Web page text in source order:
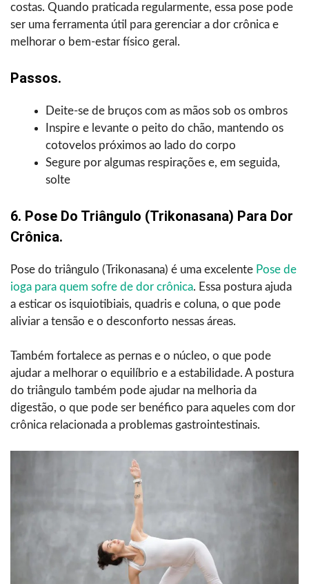
costas. Quando praticada regularmente, essa pose pode
ser uma ferramenta útil para gerenciar a dor crônica e
melhorar o bem-estar físico geral.
Passos.
Deite-se de bruços com as mãos sob os ombros
Inspire e levante o peito do chão, mantendo os
cotovelos próximos ao lado do corpo
Segure por algumas respirações e, em seguida,
solte
6. Pose Do Triângulo (Trikonasana) Para Dor
Crônica.
Pose do triângulo (Trikonasana) é uma excelente Pose de
ioga para quem sofre de dor crônica. Essa postura ajuda
a esticar os isquiotibiais, quadris e coluna, o que pode
aliviar a tensão e o desconforto nessas áreas.
Também fortalece as pernas e o núcleo, o que pode
ajudar a melhorar o equilíbrio e a estabilidade. A postura
do triângulo também pode ajudar na melhoria da
digestão, o que pode ser benéfico para aqueles com dor
crônica relacionada a problemas gastrointestinais.